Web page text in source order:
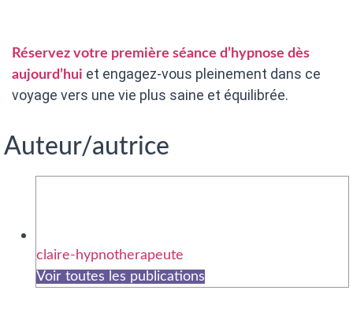
Réservez votre première séance d’hypnose dès
aujourd’hui et engagez-vous pleinement dans ce
voyage vers une vie plus saine et équilibrée.
Auteur/autrice
claire-hypnotherapeute
Voir toutes les publications